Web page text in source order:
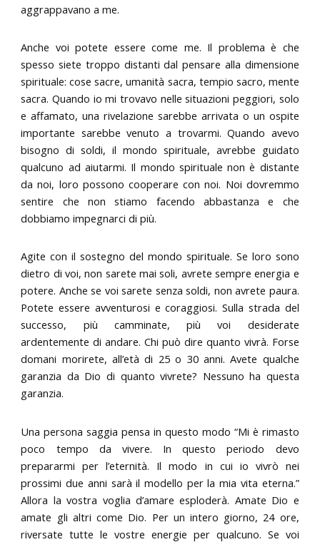
aggrappavano a me.
Anche voi potete essere come me. Il problema è che
spesso siete troppo distanti dal pensare alla dimensione
spirituale: cose sacre, umanità sacra, tempio sacro, mente
sacra. Quando io mi trovavo nelle situazioni peggiori, solo
e affamato, una rivelazione sarebbe arrivata o un ospite
importante sarebbe venuto a trovarmi. Quando avevo
bisogno di soldi, il mondo spirituale, avrebbe guidato
qualcuno ad aiutarmi. Il mondo spirituale non è distante
da noi, loro possono cooperare con noi. Noi dovremmo
sentire che non stiamo facendo abbastanza e che
dobbiamo impegnarci di più.
Agite con il sostegno del mondo spirituale. Se loro sono
dietro di voi, non sarete mai soli, avrete sempre energia e
potere. Anche se voi sarete senza soldi, non avrete paura.
Potete essere avventurosi e coraggiosi. Sulla strada del
successo, più camminate, più voi desiderate
ardentemente di andare. Chi può dire quanto vivrà. Forse
domani morirete, all’età di 25 o 30 anni. Avete qualche
garanzia da Dio di quanto vivrete? Nessuno ha questa
garanzia.
Una persona saggia pensa in questo modo “Mi è rimasto
poco tempo da vivere. In questo periodo devo
prepararmi per l’eternità. Il modo in cui io vivrò nei
prossimi due anni sarà il modello per la mia vita eterna.”
Allora la vostra voglia d’amare esploderà. Amate Dio e
amate gli altri come Dio. Per un intero giorno, 24 ore,
riversate tutte le vostre energie per qualcuno. Se voi